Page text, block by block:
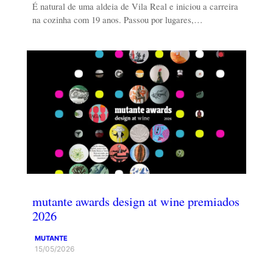
É natural de uma aldeia de Vila Real e iniciou a carreira
na cozinha com 19 anos. Passou por lugares,…
mutante awards design at wine premiados
2026
MUTANTE
15/05/2026